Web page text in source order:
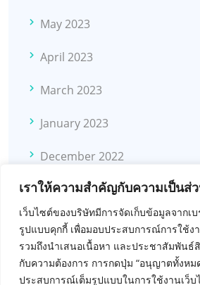
เราให้ความสำคัญกับความเป็น
เว็บไซต์ของบริษัทมีการจัดเก็บข้อมูลจากเ
รูปแบบคุกกี้ เพื่อมอบประสบการณ์การใช้
รวมถึงนำเสนอเนื้อหา และประชาสัมพันธ์
กับความต้องการ การกดปุ่ม “อนุญาตทั้งห
ประสบการณ์เต็มรูปแบบในการใช้งานเว็
May 2023
April 2023
March 2023
January 2023
December 2022
November 2022
October 2022
November 2021